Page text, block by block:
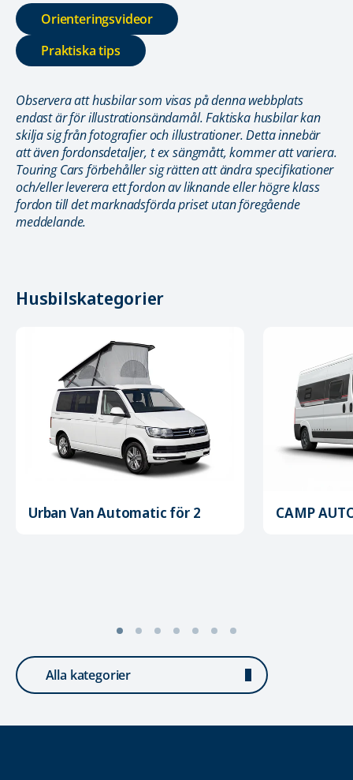
Orienteringsvideor
Praktiska tips
Observera att husbilar som visas på denna webbplats
endast är för illustrationsändamål. Faktiska husbilar kan
skilja sig från fotografier och illustrationer. Detta innebär
att även fordonsdetaljer, t ex sängmått, kommer att variera.
Touring Cars förbehåller sig rätten att ändra specifikationer
och/eller leverera ett fordon av liknande eller högre klass
fordon till det marknadsförda priset utan föregående
meddelande.
Husbilskategorier
Urban Van Automatic för 2 CAMP
Alla kategorier